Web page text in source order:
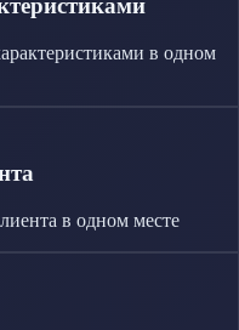
в одном
в одном месте